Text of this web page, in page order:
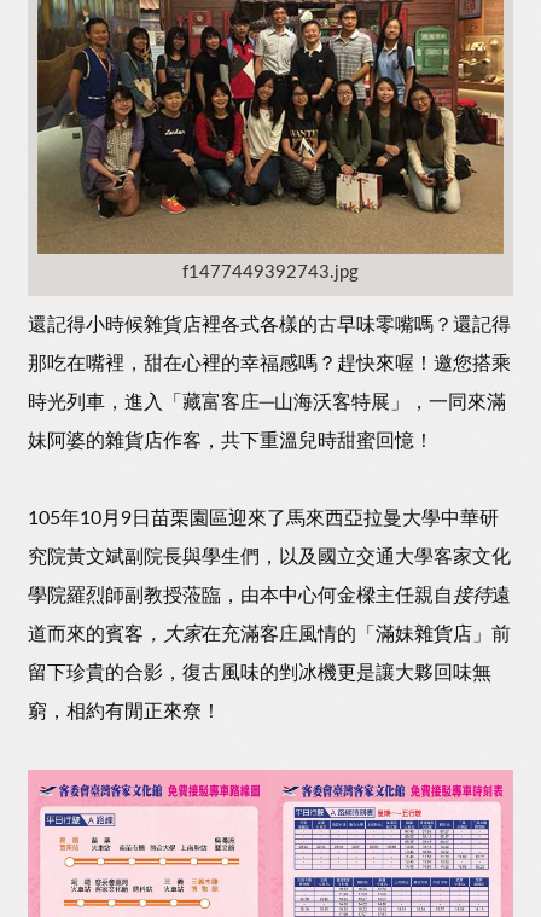
f1477449392743.jpg
還記得小時候雜貨店裡各式各樣的古早味零嘴嗎？還記得
那吃在嘴裡，甜在心裡的幸福感嗎？趕快來喔！邀您搭乘
時光列車，進入「藏富客庄─山海沃客特展」，一同來滿
妹阿婆的雜貨店作客，共下重溫兒時甜蜜回憶！
105年10月9日苗栗園區迎來了馬來西亞拉曼大學中華研
究院黃文斌副院長與學生們，以及國立交通大學客家文化
學院羅烈師副教授蒞臨，由本中心何金樑主任親自接待遠
道而來的賓客 ，大家在充滿客庄風情的「滿妹雜貨店」前
留下珍貴的合影，復古風味的剉冰機更是讓大夥回味無
窮，相約有閒正來尞！